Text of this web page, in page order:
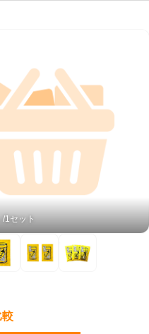
1セット